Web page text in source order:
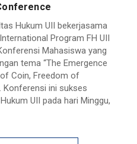
Hukum UII bekerjasama
Program FH UII
Mahasiswa yang
tema “The Emergence
Coin, Freedom of
Konferensi ini sukses
UII pada hari Minggu,